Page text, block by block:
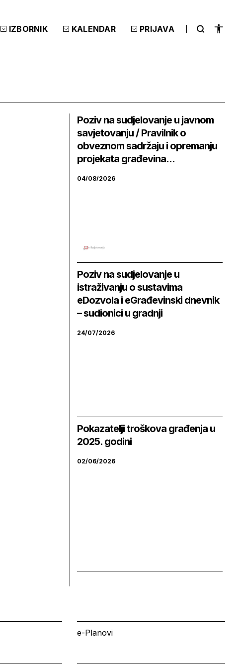
IZBORNIK KALENDAR PRIJAVA
Poziv na sudjelovanje u javnom
savjetovanju / Pravilnik o
obveznom sadržaju i opremanju
projekata građevina...
04/08/2026
Poziv na sudjelovanje u
istraživanju o sustavima
eDozvola i eGrađevinski dnevnik
– sudionici u gradnji
24/07/2026
Pokazatelji troškova građenja u
2025. godini
02/06/2026
e-Planovi